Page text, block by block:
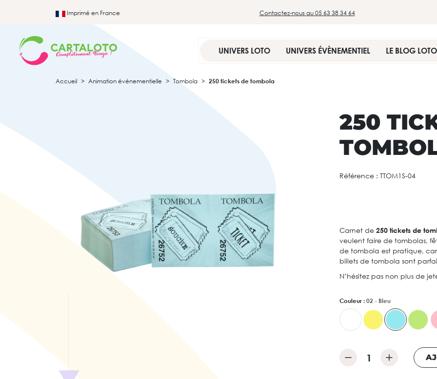
Imprimé en France Contactez-nous au 05 63 38 34 64
UNIVERS LOTO UNIVERS ÉVÈNEMENTIEL LE BLOG LOTO
Accueil Animation événementielle Tombola 250 tickets de tombola
250
Référence : TTOM1S-04
Carnet de 250 tickets de
veulent faire de tombolas,
de tombola est pratique,
billets de tombola sont
N’hésitez pas non plus de
Couleur : 02 - Bleu